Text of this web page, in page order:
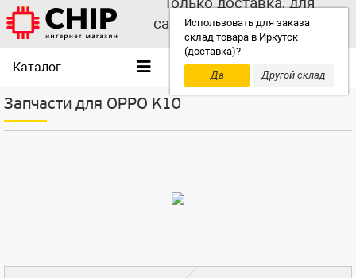
Использовать для заказа
склад товара в Иркутск
(доставка)?
Да
Другой склад
самовывоза выбирайте
другой склад!
Каталог
Запчасти для OPPO K10